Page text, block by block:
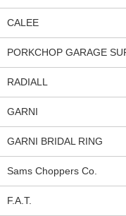
CALEE
PORKCHOP GARAGE
RADIALL
GARNI
GARNI BRIDAL RING
Sams Choppers Co.
F.A.T.